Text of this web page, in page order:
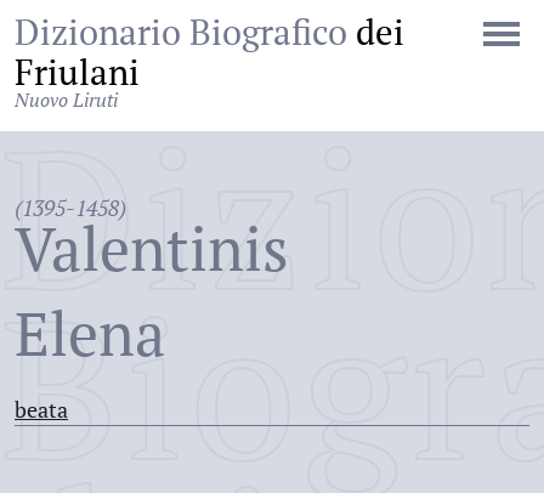
Dizionario Biografico dei
Friulani
Nuovo Liruti
(1395-1458)
Valentinis
Elena
beata